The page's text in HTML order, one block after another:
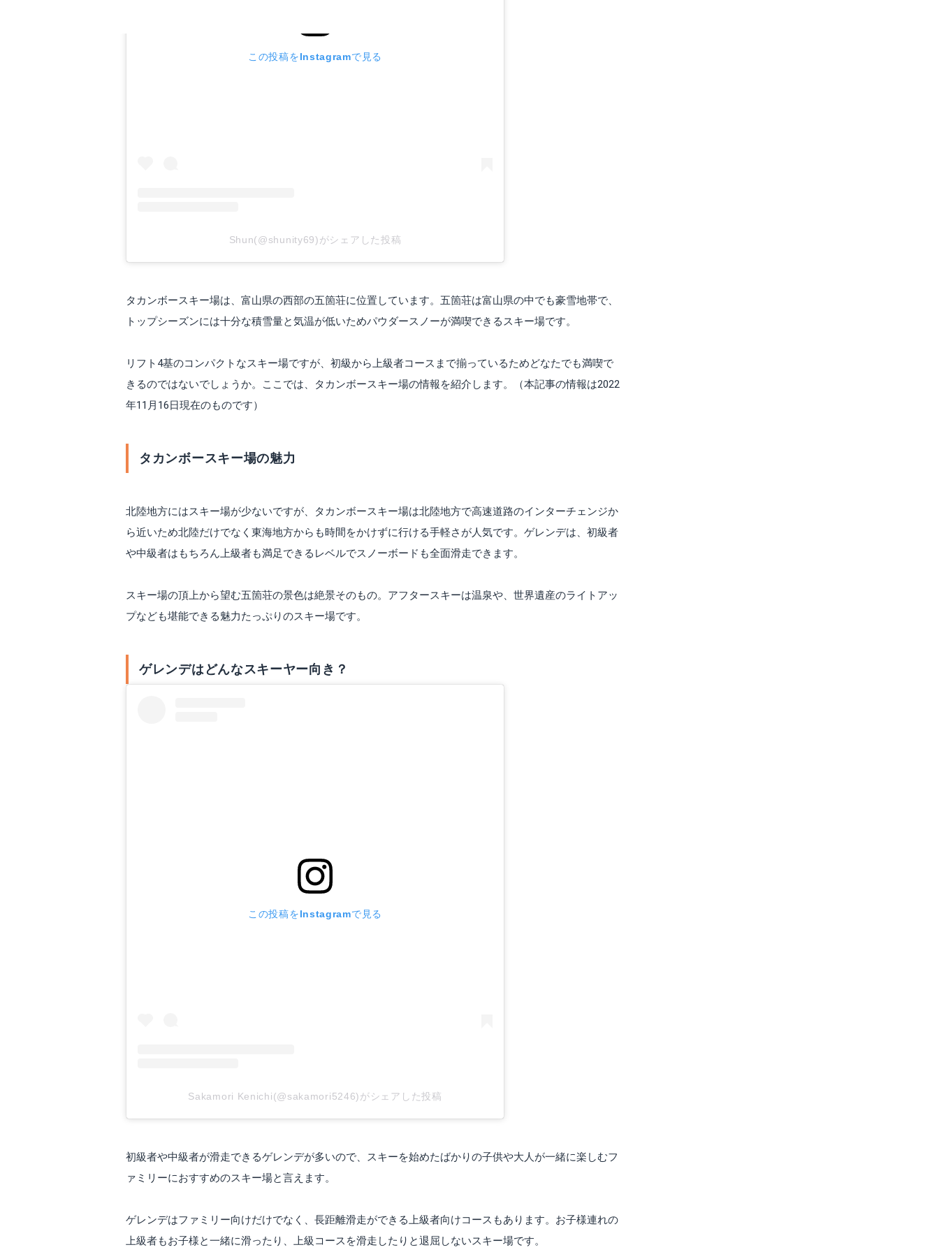
この投稿をInstagramで見る
Shun(@shunity69)がシェアした投稿
タカンボースキー場は、富山県の西部の五箇荘に位置しています。五箇荘は富山県の中でも豪雪地帯で、
トップシーズンには十分な積雪量と気温が低いためパウダースノーが満喫できるスキー場です。
リフト4基のコンパクトなスキー場ですが、初級から上級者コースまで揃っているためどなたでも満喫で
きるのではないでしょうか。ここでは、タカンボースキー場の情報を紹介します。（本記事の情報は2022
年11月16日現在のものです）
タカンボースキー場の魅力
北陸地方にはスキー場が少ないですが、タカンボースキー場は北陸地方で高速道路のインターチェンジか
ら近いため北陸だけでなく東海地方からも時間をかけずに行ける手軽さが人気です。ゲレンデは、初級者
や中級者はもちろん上級者も満足できるレベルでスノーボードも全面滑走できます。
スキー場の頂上から望む五箇荘の景色は絶景そのもの。アフタースキーは温泉や、世界遺産のライトアッ
プなども堪能できる魅力たっぷりのスキー場です。
ゲレンデはどんなスキーヤー向き？
この投稿をInstagramで見る
Sakamori Kenichi(@sakamori5246)がシェアした投稿
初級者や中級者が滑走できるゲレンデが多いので、スキーを始めたばかりの子供や大人が一緒に楽しむフ
ァミリーにおすすめのスキー場と言えます。
ゲレンデはファミリー向けだけでなく、長距離滑走ができる上級者向けコースもあります。お子様連れの
上級者もお子様と一緒に滑ったり、上級コースを滑走したりと退屈しないスキー場です。